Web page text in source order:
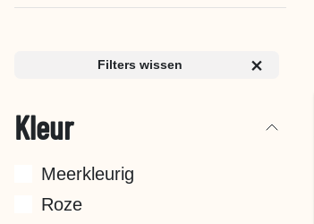
Filters wissen
Kleur
Meerkleurig
Roze